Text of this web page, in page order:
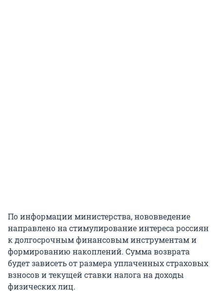
По информации министерства, нововведение
направлено на стимулирование интереса россиян
к долгосрочным финансовым инструментам и
формированию накоплений. Сумма возврата
будет зависеть от размера уплаченных страховых
взносов и текущей ставки налога на доходы
физических лиц.